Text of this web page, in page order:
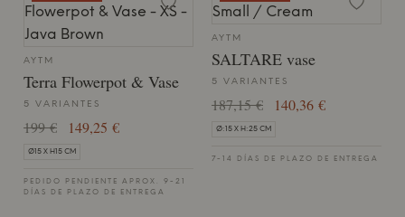
AYTM
Terra Flowerpot & Vase
5 VARIANTES
199 € 149,25 €
Ø15 X H15 CM
PEDIDO PENDIENTE APROX. 9-21
DÍAS DE PLAZO DE ENTREGA
AYTM
SALTARE vase
5 VARIANTES
187,15 € 140,36 €
Ø:15 X H:25 CM
7-14 DÍAS DE PLAZO DE ENTREGA